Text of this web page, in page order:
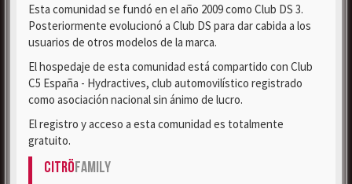
Esta comunidad se fundó en el año 2009 como Club DS 3.
Posteriormente evolucionó a Club DS para dar cabida a los
usuarios de otros modelos de la marca.
El hospedaje de esta comunidad está compartido con Club
C5 España - Hydractives, club automovilístico registrado
como asociación nacional sin ánimo de lucro.
El registro y acceso a esta comunidad es totalmente
gratuito.
CitröFamily